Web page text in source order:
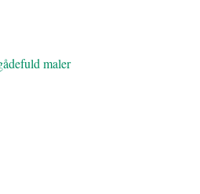
maler